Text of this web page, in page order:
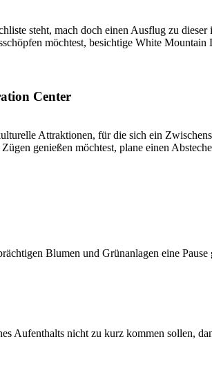
steht, mach doch einen Ausflug zu
möchtest, besichtige White
Center
Attraktionen, für die sich ein
genießen möchtest, plane einen
Blumen und Grünanlagen eine
Aufenthalts nicht zu kurz kommen sollen,